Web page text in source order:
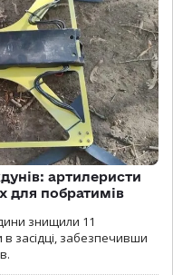
артилеристи
для побратимів
знищили 11
в засідці, забезпечивши